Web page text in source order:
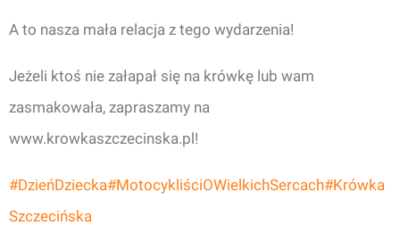
A to nasza mała relacja z tego wydarzenia!
Jeżeli ktoś nie załapał się na krówkę lub wam
zasmakowała, zapraszamy na
www.krowkaszczecinska.pl!
#DzieńDziecka#MotocykliściOWielkichSercach#Krówka
Szczecińska